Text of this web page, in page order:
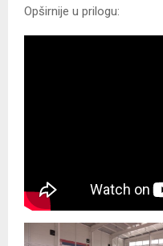
Opširnije u prilogu: